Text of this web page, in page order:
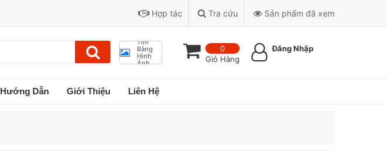
Hợp tác Tra cứu Sản phẩm đã xem
Tìm
Bằng
Hình
Ảnh
0
Giỏ Hàng
Đăng Nhập
Hướng Dẫn Giới Thiệu Liên Hệ